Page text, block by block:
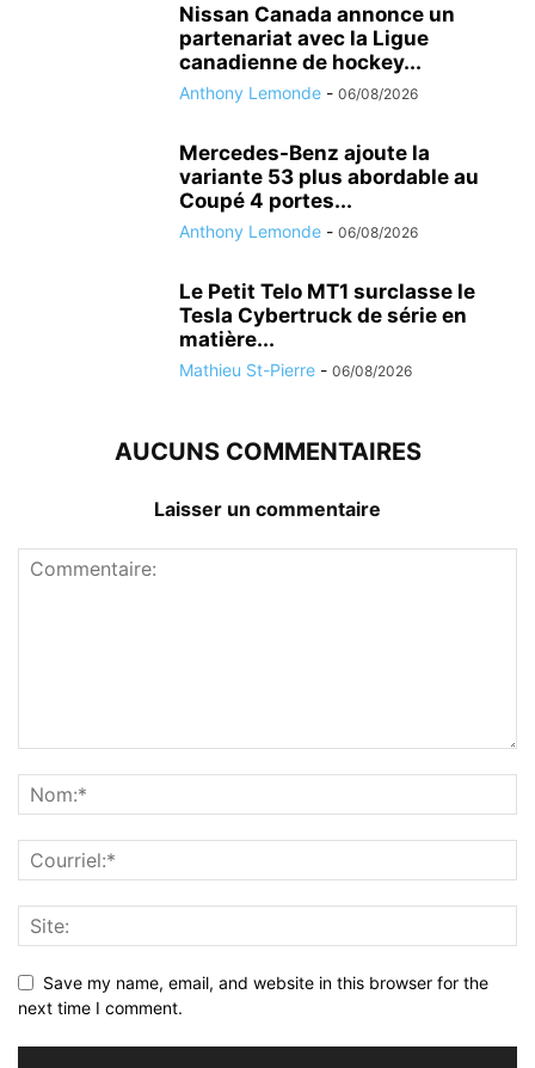
Nissan Canada annonce un
partenariat avec la Ligue
canadienne de hockey...
Anthony Lemonde - 06/08/2026
Mercedes-Benz ajoute la
variante 53 plus abordable au
Coupé 4 portes...
Anthony Lemonde - 06/08/2026
Le Petit Telo MT1 surclasse le
Tesla Cybertruck de série en
matière...
Mathieu St-Pierre - 06/08/2026
AUCUNS COMMENTAIRES
Laisser un commentaire
Save my name, email, and website in this browser for the
next time I comment.